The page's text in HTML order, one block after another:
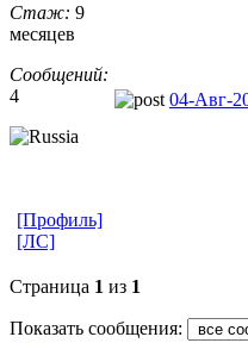
Стаж: 9
месяцев
Сообщений:
4
04-Авг-
[Профиль]
[ЛС]
Страница 1 из 1
Показать сообщения: